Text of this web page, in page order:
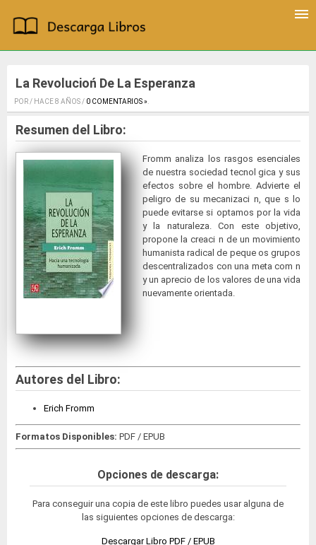
La Revolucioń De La Esperanza
POR / HACE 8 AÑOS / 0 COMENTARIOS ».
Resumen del Libro:
Fromm analiza los rasgos esenciales
de nuestra sociedad tecnol gica y sus
efectos sobre el hombre. Advierte el
peligro de su mecanizaci n, que s lo
puede evitarse si optamos por la vida
y la naturaleza. Con este objetivo,
propone la creaci n de un movimiento
humanista radical de peque os grupos
descentralizados con una meta com n
y un aprecio de los valores de una vida
nuevamente orientada.
Autores del Libro:
Erich Fromm
Formatos Disponibles: PDF / EPUB
Opciones de descarga:
Para conseguir una copia de este libro puedes usar alguna de
las siguientes opciones de descarga:
Descargar Libro PDF / EPUB